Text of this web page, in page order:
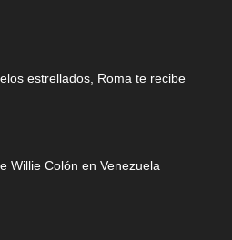
estrellados, Roma te recibe
Willie Colón en Venezuela